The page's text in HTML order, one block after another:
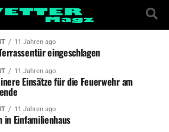
11 Jahren ago
eingeschlagen
11 Jahren ago
Einsätze für die Feuerwehr am
11 Jahren ago
in Einfamilienhaus